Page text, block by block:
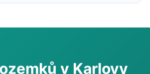
v Karlovy